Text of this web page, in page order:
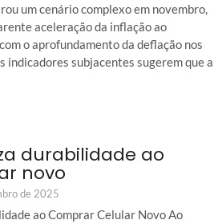
um cenário complexo em novembro,
aceleração da inflação ao
o aprofundamento da deflação nos
indicadores subjacentes sugerem que a
durabilidade ao
novo
de 2025
ao Comprar Celular Novo Ao